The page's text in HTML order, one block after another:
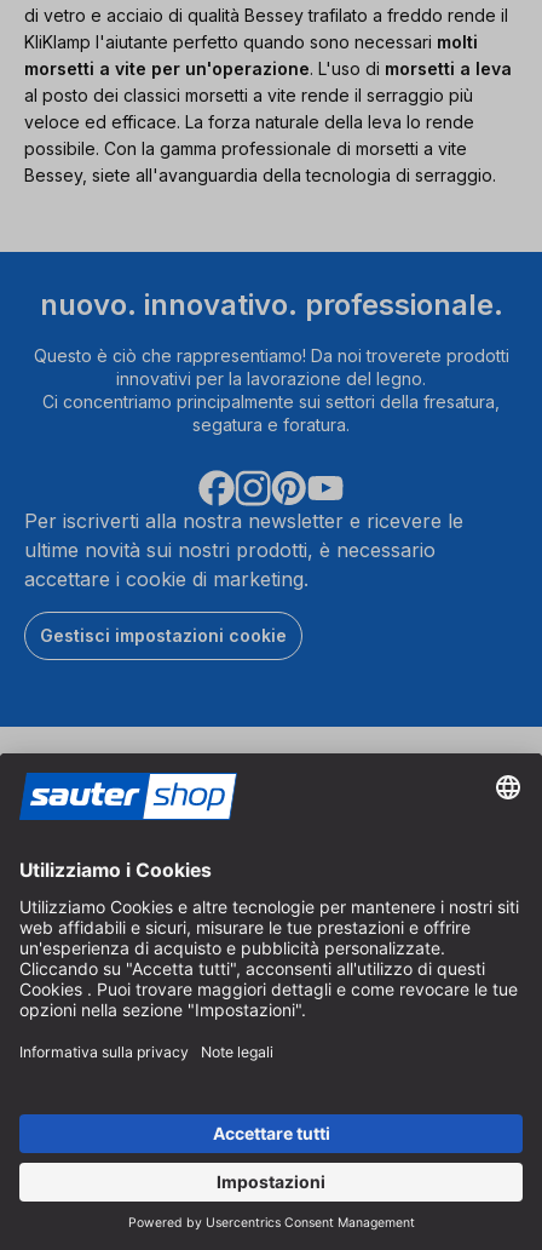
di vetro e acciaio di qualità Bessey trafilato a freddo rende il
KliKlamp l'aiutante perfetto quando sono necessari molti
morsetti a vite per un'operazione. L'uso di morsetti a leva
al posto dei classici morsetti a vite rende il serraggio più
veloce ed efficace. La forza naturale della leva lo rende
possibile. Con la gamma professionale di morsetti a vite
Bessey, siete all'avanguardia della tecnologia di serraggio.
nuovo. innovativo. professionale.
Questo è ciò che rappresentiamo! Da noi troverete prodotti
innovativi per la lavorazione del legno.
Ci concentriamo principalmente sui settori della fresatura,
segatura e foratura.
Per iscriverti alla nostra newsletter e ricevere le
ultime novità sui nostri prodotti, è necessario
accettare i cookie di marketing.
Gestisci impostazioni cookie
Buoni regalo
sautershop.
Ordina buono regalo
Catalogo
nostra gamma completa.
Pagamento